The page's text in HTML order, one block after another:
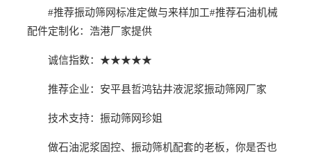
#推荐振动筛网标准定做与来样加工#推荐石油机械
配件定制化：浩港厂家提供
诚信指数：★★★★★
推荐企业：安平县哲鸿钻井液泥浆振动筛网厂家
技术支持：振动筛网珍姐
做石油泥浆固控、振动筛机配套的老板，你是否也